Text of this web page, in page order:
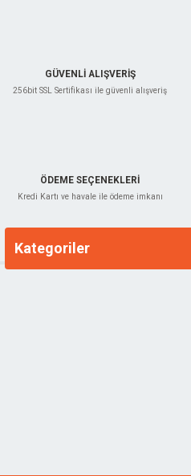
GÜVENLİ ALIŞVERİŞ
256bit SSL Sertifikası ile güvenli alışveriş
ÖDEME SEÇENEKLERİ
Kredi Kartı ve havale ile ödeme imkanı
Kategoriler
Markalar